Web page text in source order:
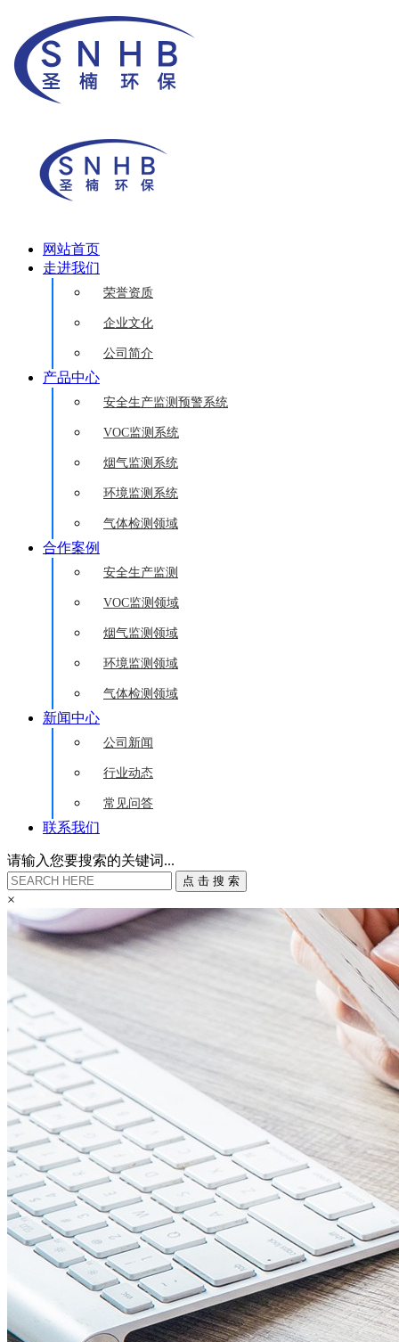
网站首页
走进我们
荣誉资质
企业文化
公司简介
产品中心
安全生产监测预警系统
VOC监测系统
烟气监测系统
环境监测系统
气体检测领域
合作案例
安全生产监测
VOC监测领域
烟气监测领域
环境监测领域
气体检测领域
新闻中心
公司新闻
行业动态
常见问答
联系我们
请输入您要搜索的关键词...
点 击 搜 索
×